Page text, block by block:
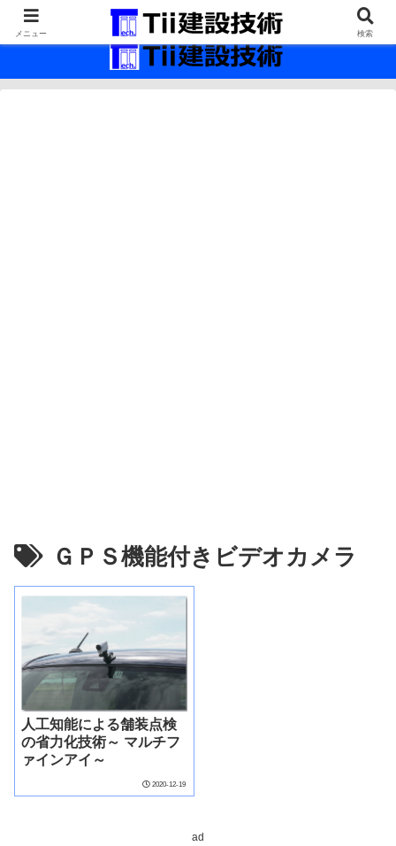
最新の建設技術の情報インフラ。
ＧＰＳ機能付きビデオカメラ
人工知能による舗装点検
の省力化技術～ マルチフ
ァインアイ～
2020-12-19
ad
メニュー 検索